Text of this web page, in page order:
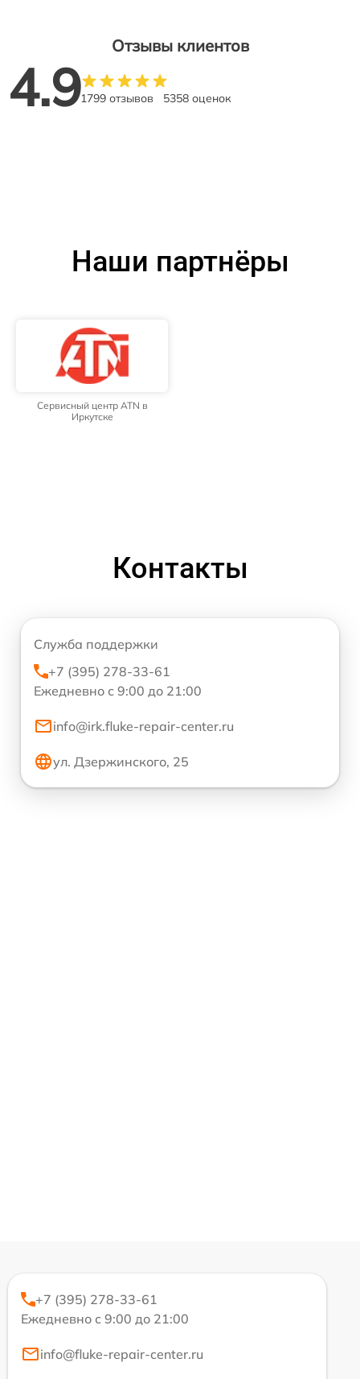
Отзывы клиентов
4.91799 отзывов 5358 оценок
Наши партнёры
Сервисный центр ATN в
Иркутске
Контакты
Служба поддержки
+7 (395) 278-33-61
Ежедневно с 9:00 до 21:00
info@irk.fluke-repair-center.ru
ул. Дзержинского, 25
+7 (395) 278-33-61
Ежедневно с 9:00 до 21:00
info@fluke-repair-center.ru